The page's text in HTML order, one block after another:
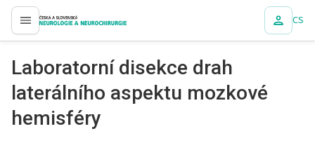
proLékaře.cz CS
Laboratorní disekce drah
laterálního aspektu mozkové
hemisféry